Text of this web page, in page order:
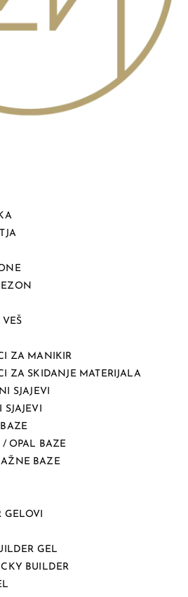
ZA MANIKIR
ZA SKIDANJE MATERIJALA
SJAJEVI
SJAJEVI
/ OPAL BAZE
BAZE
GELOVI
GEL
BUILDER